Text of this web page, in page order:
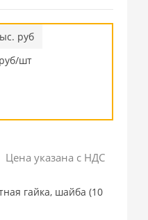
руб
руб/шт
Цена указана с НДС
гайка, шайба (10